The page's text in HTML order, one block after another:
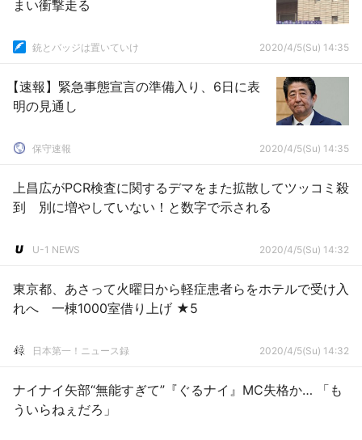
まい衝撃走る
銃とバッジは置いていけ 2020/4/5(Su) 14:35
【速報】緊急事態宣言の準備入り、6日に表
明の見通し
保守速報 2020/4/5(Su) 14:35
上昌広がPCR検査に関するデマをまた拡散してツッコミ殺
到 別に増やしていない！と数字で示される
U-1 NEWS 2020/4/5(Su) 14:32
東京都、あさって火曜日から軽症患者らをホテルで受け入
れへ 一棟1000室借り上げ ★5
日本第一！ニュース録 2020/4/5(Su) 14:32
ナイナイ矢部“無能すぎて”『ぐるナイ』MC失格か… 「も
ういらねぇだろ」